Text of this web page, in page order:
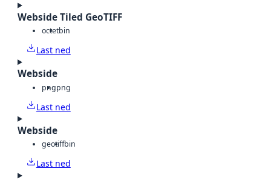
Webside Tiled GeoTIFF
octetbin
Last ned
Webside
pngpng
Last ned
Webside
geotiffbin
Last ned